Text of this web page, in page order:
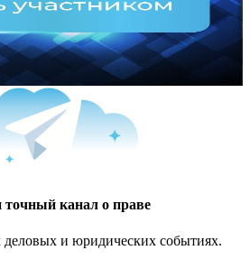
канал о праве
и юридических событиях.